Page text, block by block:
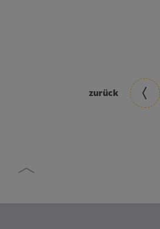
zurück